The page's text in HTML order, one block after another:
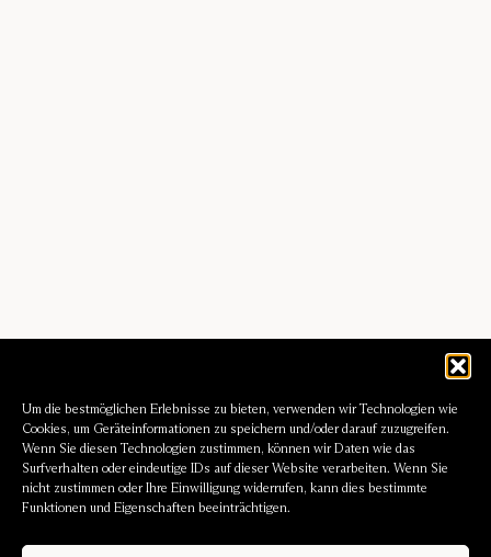
Um die bestmöglichen Erlebnisse zu bieten, verwenden wir Technologien wie
Cookies, um Geräteinformationen zu speichern und/oder darauf zuzugreifen.
Wenn Sie diesen Technologien zustimmen, können wir Daten wie das
Surfverhalten oder eindeutige IDs auf dieser Website verarbeiten. Wenn Sie
nicht zustimmen oder Ihre Einwilligung widerrufen, kann dies bestimmte
Funktionen und Eigenschaften beeinträchtigen.